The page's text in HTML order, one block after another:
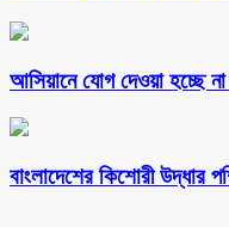
আসিয়ানে যোগ দেওয়া হচ্ছে
বাংলাদেশের কিশোরী উদ্ধার